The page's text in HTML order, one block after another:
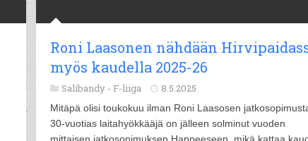
Roni Laasonen nähdään
myös kaudella 2025-26
Salibandy - F-liiga 8.5.2025
Mitäpä olisi toukokuu ilman Roni Laasosen
30-vuotias laitahyökkääjä on jälleen solminut vuoden